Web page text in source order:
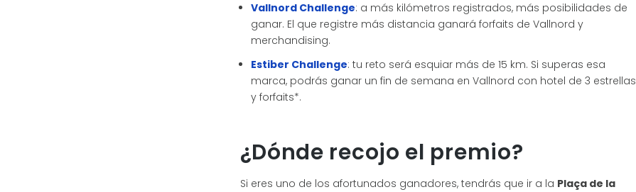
Vallnord Challenge: a más kilómetros registrados, más posibilidades de
ganar. El que registre más distancia ganará forfaits de Vallnord y
merchandising.
Estiber Challenge: tu reto será esquiar más de 15 km. Si superas esa
marca, podrás ganar un fin de semana en Vallnord con hotel de 3 estrellas
y forfaits*.
¿Dónde recojo el premio?
Si eres uno de los afortunados ganadores, tendrás que ir a la Plaça de la